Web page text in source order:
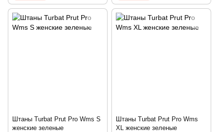
Штаны Turbat Prut Pro Wms S
женские зеленые
Штаны Turbat Prut Pro Wms
XL женские зеленые